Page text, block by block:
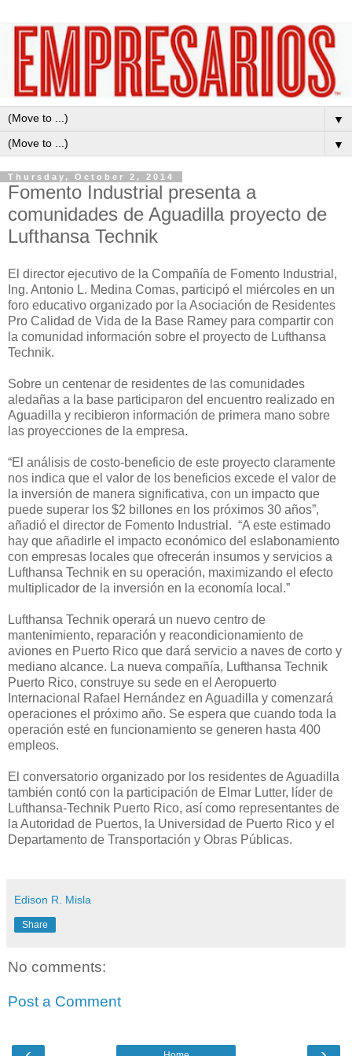
▼
▼
Thursday, October 2, 2014
Fomento Industrial presenta a
comunidades de Aguadilla proyecto de
Lufthansa Technik
El director ejecutivo de la Compañía de Fomento Industrial,
Ing. Antonio L. Medina Comas, participó el miércoles en un
foro educativo organizado por la Asociación de Residentes
Pro Calidad de Vida de la Base Ramey para compartir con
la comunidad información sobre el proyecto de Lufthansa
Technik.
Sobre un centenar de residentes de las comunidades
aledañas a la base participaron del encuentro realizado en
Aguadilla y recibieron información de primera mano sobre
las proyecciones de la empresa.
“El análisis de costo-beneficio de este proyecto claramente
nos indica que el valor de los beneficios excede el valor de
la inversión de manera significativa, con un impacto que
puede superar los $2 billones en los próximos 30 años”,
añadió el director de Fomento Industrial. “A este estimado
hay que añadirle el impacto económico del eslabonamiento
con empresas locales que ofrecerán insumos y servicios a
Lufthansa Technik en su operación, maximizando el efecto
multiplicador de la inversión en la economía local.”
Lufthansa Technik operará un nuevo centro de
mantenimiento, reparación y reacondicionamiento de
aviones en Puerto Rico que dará servicio a naves de corto y
mediano alcance. La nueva compañía, Lufthansa Technik
Puerto Rico, construye su sede en el Aeropuerto
Internacional Rafael Hernández en Aguadilla y comenzará
operaciones el próximo año. Se espera que cuando toda la
operación esté en funcionamiento se generen hasta 400
empleos.
El conversatorio organizado por los residentes de Aguadilla
también contó con la participación de Elmar Lutter, líder de
Lufthansa-Technik Puerto Rico, así como representantes de
la Autoridad de Puertos, la Universidad de Puerto Rico y el
Departamento de Transportación y Obras Públicas.
Edison R. Misla
Share
No comments:
Post a Comment